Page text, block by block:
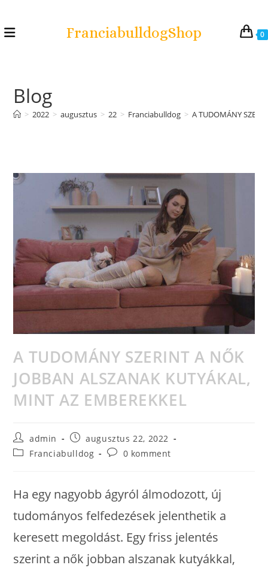
FranciabulldogShop 0
Blog
> 2022 > augusztus > 22 > Franciabulldog > A TUDOMÁNY
A TUDOMÁNY SZERINT A NŐK
JOBBAN ALSZANAK KUTYÁKAL,
MINT AZ EMBEREKKEL
admin
augusztus 22, 2022
Franciabulldog
0 komment
Ha egy nagyobb ágyról álmodozott, új
tudományos felfedezések jelenthetik a
keresett megoldást. Egy friss jelentés
szerint a nők jobban alszanak kutyákkal,